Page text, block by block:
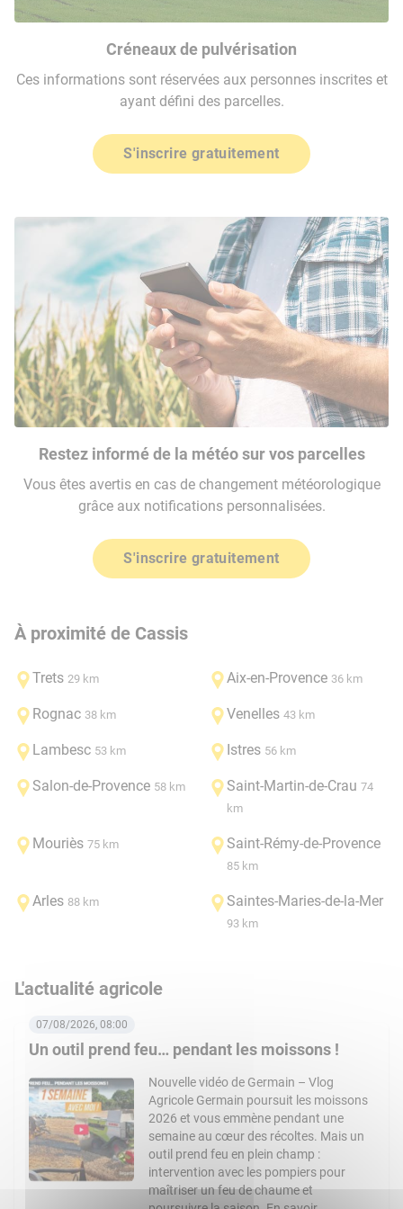
Créneaux de pulvérisation
Ces informations sont réservées aux personnes inscrites et
ayant défini des parcelles.
S'inscrire gratuitement
Restez informé de la météo sur vos parcelles
Vous êtes avertis en cas de changement météorologique
grâce aux notifications personnalisées.
S'inscrire gratuitement
À proximité de Cassis
Trets 29 km Aix-en-Provence 36 km
Rognac 38 km Venelles 43 km
Lambesc 53 km Istres 56 km
Salon-de-Provence 58 km Saint-Martin-de-Crau 74
km
Mouriès 75 km Saint-Rémy-de-Provence
85 km
Arles 88 km Saintes-Maries-de-la-Mer
93 km
L'actualité agricole
Un outil prend feu… pendant les moissons !
07/08/2026, 08:00
Nouvelle vidéo de Germain – Vlog
Agricole Germain poursuit les moissons
2026 et vous emmène pendant une
semaine au cœur des récoltes. Mais un
outil prend feu en plein champ :
intervention avec les pompiers pour
maîtriser un feu de chaume et